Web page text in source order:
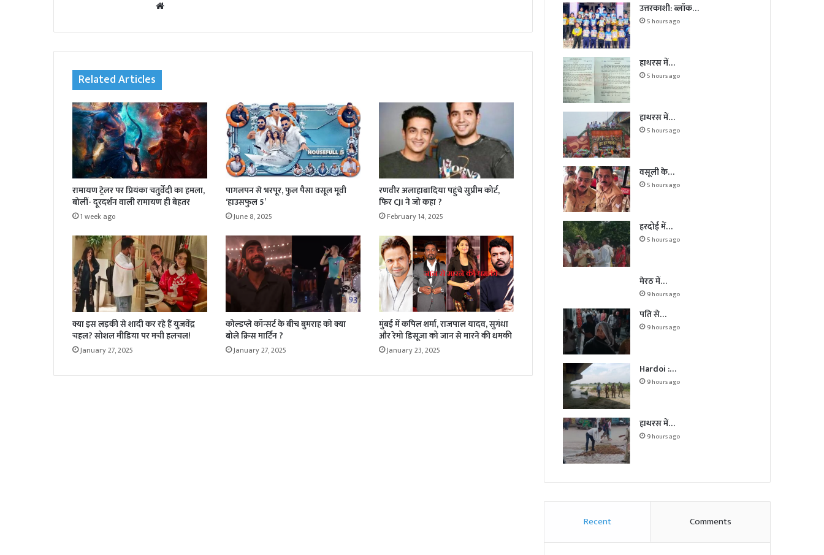
te
Related Articles
रामायण ट्रेलर पर प्रियंका चतुर्वेदी का हमला,
बोलीं- दूरदर्शन वाली रामायण ही बेहतर
1 week ago
पागलपन से भरपूर, फुल पैसा वसूल मूवी
‘हाउसफुल 5’
June 8, 2025
रणवीर अलाहाबादिया पहुंचे सुप्रीम कोर्ट,
फिर CJI ने जो कहा ?
February 14, 2025
क्या इस लड़की से शादी कर रहे हैं युजवेंद्र
चहल? सोशल मीडिया पर मची हलचल!
January 27, 2025
कोल्डप्ले कॉन्सर्ट के बीच बुमराह को क्या
बोले क्रिस मार्टिन ?
January 27, 2025
मुंबई में कपिल शर्मा, राजपाल यादव, सुगंधा
और रेमो डिसूजा को जान से मारने की धमकी
January 23, 2025
उत्तरकाशी: ब्लॉक…
5 hours ago
हाथरस में…
5 hours ago
हाथरस में…
5 hours ago
वसूली के…
5 hours ago
हरदोई में…
5 hours ago
मेरठ में…
9 hours ago
पति से…
9 hours ago
Hardoi :…
9 hours ago
हाथरस में…
9 hours ago
Recent Comments